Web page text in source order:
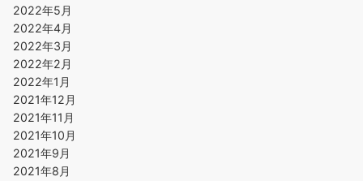
2022年5月
2022年4月
2022年3月
2022年2月
2022年1月
2021年12月
2021年11月
2021年10月
2021年9月
2021年8月